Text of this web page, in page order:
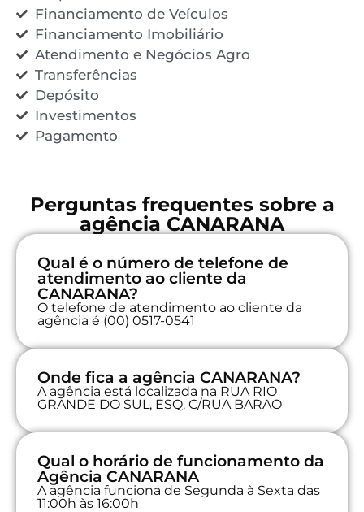
Financiamento de Veículos
Financiamento Imobiliário
Atendimento e Negócios Agro
Transferências
Depósito
Investimentos
Pagamento
Perguntas frequentes sobre a
agência CANARANA
Qual é o número de telefone de
atendimento ao cliente da
CANARANA?
O telefone de atendimento ao cliente da
agência é (00) 0517-0541
Onde fica a agência CANARANA?
A agência está localizada na RUA RIO
GRANDE DO SUL, ESQ. C/RUA BARAO
Qual o horário de funcionamento da
Agência CANARANA
A agência funciona de Segunda à Sexta das
11:00h às 16:00h